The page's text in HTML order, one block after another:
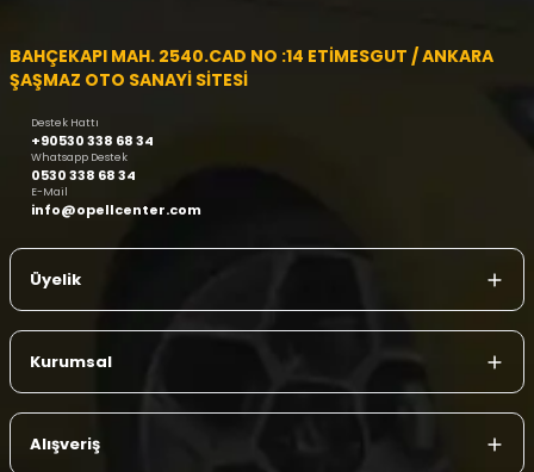
BAHÇEKAPI MAH. 2540.CAD NO :14 ETİMESGUT / ANKARA
ŞAŞMAZ OTO SANAYİ SİTESİ
Destek Hattı
+90530 338 68 34
Whatsapp Destek
0530 338 68 34
E-Mail
info@opellcenter.com
Üyelik
Kurumsal
Alışveriş